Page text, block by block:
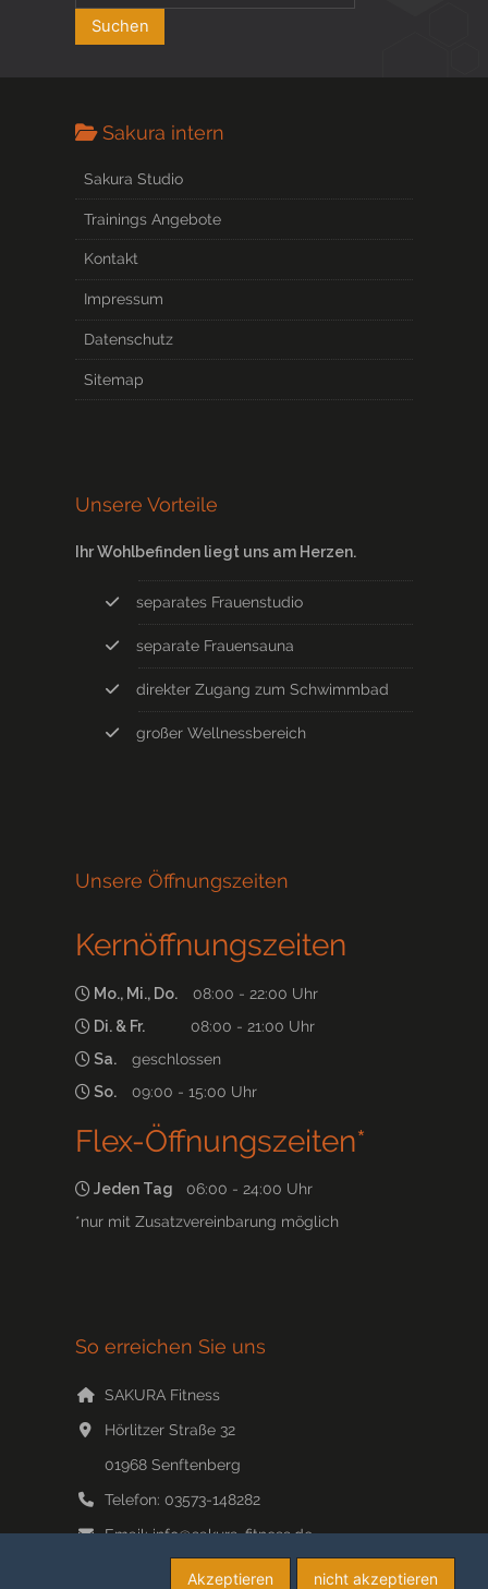
Sakura intern
Sakura Studio
Trainings Angebote
Kontakt
Impressum
Datenschutz
Sitemap
Unsere Vorteile
Ihr Wohlbefinden liegt uns am Herzen.
separates Frauenstudio
separate Frauensauna
direkter Zugang zum Schwimmbad
großer Wellnessbereich
Unsere Öffnungszeiten
Kernöffnungszeiten
Mo., Mi., Do.
08:00 - 22:00 Uhr
Di. & Fr.
08:00 - 21:00 Uhr
Sa.
geschlossen
So.
09:00 - 15:00 Uhr
Flex-Öffnungszeiten*
Jeden Tag 06:00 - 24:00 Uhr
*nur mit Zusatzvereinbarung möglich
So erreichen Sie uns
SAKURA Fitness
Hörlitzer Straße 32
01968 Senftenberg
Telefon: 03573-148282
Email:info@sakura-fitness.de
www.sakura-fitness.de/ nicht akzeptieren
Akzeptieren